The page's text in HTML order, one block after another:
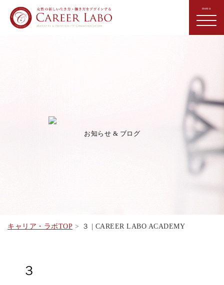
お知らせ & ブログ
キャリア・ラボTOP ３ | CAREER LABO ACADEMY
３